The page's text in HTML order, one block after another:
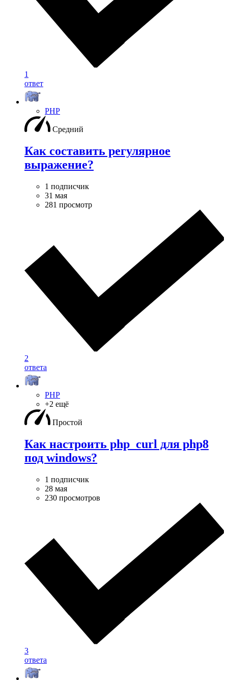
1
ответ
PHP
Средний
Как составить регулярное
выражение?
1 подписчик
31 мая
281 просмотр
2
ответа
PHP
+2 ещё
Простой
Как настроить php_curl для php8
под windows?
1 подписчик
28 мая
230 просмотров
3
ответа